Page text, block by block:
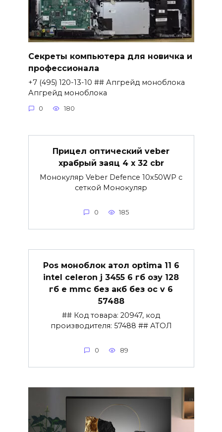
Секреты компьютера для новичка и
профессионала
+7 (495) 120-13-10 ## Апгрейд моноблока
Апгрейд моноблока
0 180
Прицел оптический veber
храбрый заяц 4 x 32 cbr
Монокуляр Veber Defence 10х50WP с
сеткой Монокуляр
0 185
Pos моноблок атол optima 11 6
intel celeron j 3455 6 гб озу 128
гб e mmc без акб без ос v 6
57488
## Код товара: 20947, код
производителя: 57488 ## АТОЛ
0 89